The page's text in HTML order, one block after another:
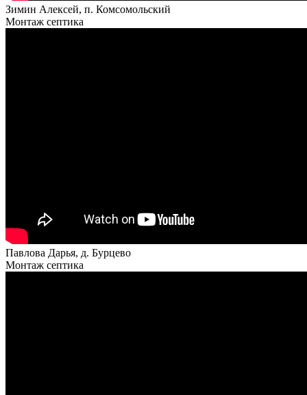
Зимин Алексей, п. Комсомольский
Монтаж септика
Павлова Дарья, д. Бурцево
Монтаж септика